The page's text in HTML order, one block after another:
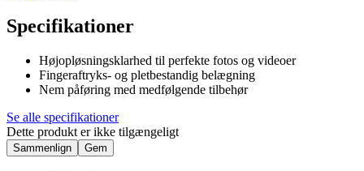
Specifikationer
Højopløsningsklarhed til perfekte fotos og videoer
Fingeraftryks- og pletbestandig belægning
Nem påføring med medfølgende tilbehør
Se alle specifikationer
Dette produkt er ikke tilgængeligt
Sammenlign Gem